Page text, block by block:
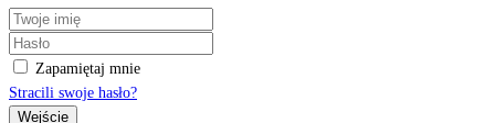
Zapamiętaj mnie
Stracili swoje hasło?